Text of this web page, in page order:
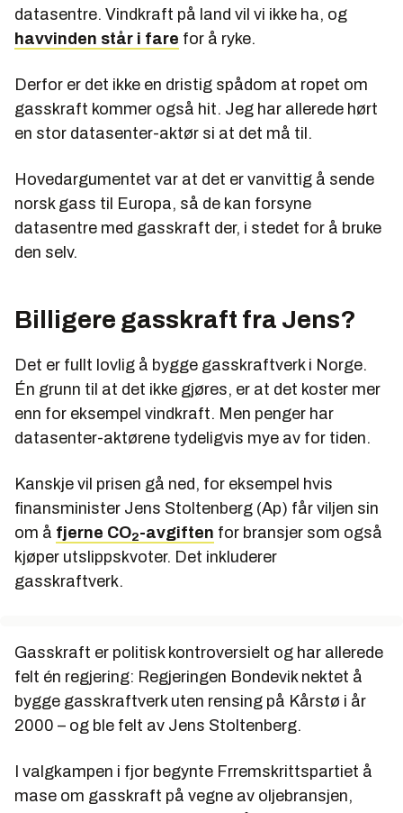
datasentre. Vindkraft på land vil vi ikke ha, og
havvinden står i fare for å ryke.
Derfor er det ikke en dristig spådom at ropet om
gasskraft kommer også hit. Jeg har allerede hørt
en stor datasenter-aktør si at det må til.
Hovedargumentet var at det er vanvittig å sende
norsk gass til Europa, så de kan forsyne
datasentre med gasskraft der, i stedet for å bruke
den selv.
Billigere gasskraft fra Jens?
Det er fullt lovlig å bygge gasskraftverk i Norge.
Én grunn til at det ikke gjøres, er at det koster mer
enn for eksempel vindkraft. Men penger har
datasenter-aktørene tydeligvis mye av for tiden.
Kanskje vil prisen gå ned, for eksempel hvis
finansminister Jens Stoltenberg (Ap) får viljen sin
om å fjerne CO2-avgiften for bransjer som også
kjøper utslippskvoter. Det inkluderer
gasskraftverk.
Gasskraft er politisk kontroversielt og har allerede
felt én regjering: Regjeringen Bondevik nektet å
bygge gasskraftverk uten rensing på Kårstø i år
2000 – og ble felt av Jens Stoltenberg.
I valgkampen i fjor begynte Frremskrittspartiet å
mase om gasskraft på vegne av oljebransjen,